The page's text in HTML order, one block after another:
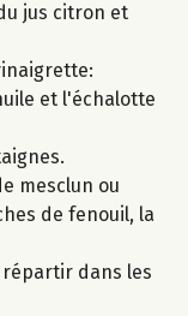
jus citron et
et l'échalotte
mesclun ou
de fenouil, la
répartir dans les